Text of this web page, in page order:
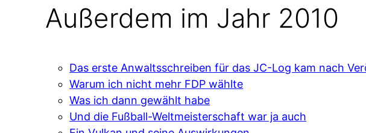
Außerdem im Jahr 2010
Das erste Anwaltsschreiben für das JC-Log kam nach
Warum ich nicht mehr FDP wählte
Was ich dann gewählt habe
Und die Fußball-Weltmeisterschaft war ja auch